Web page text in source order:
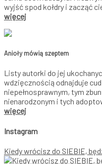
wyjść spod kołdry i zacząć
więcej
Anioły mówią szeptem
Listy autorki do jej
wdzięcznością odnajduje
niepełnosprawnym, tym
nienarodzonym i tych
więcej
Instagram
Kiedy wrócisz do SIEBIE,